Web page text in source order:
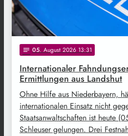
notes 05. August 2026 13:31
Internationaler
Ermittlungen aus Landshut
Ohne Hilfe aus Niederbayern,
internationalen Einsatz nicht
Staatsanwaltschaften ist heute
Schleuser gelungen. Drei